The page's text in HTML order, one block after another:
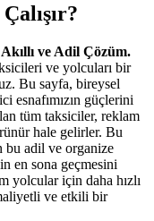
ve Adil Çözüm.
ve yolcuları bir
Bu sayfa, bireysel
esnafımızın güçlerini
tüm taksiciler, reklam
hale gelirler. Bu
bu adil ve organize
en sona geçmesini
yolcular için daha hızlı
ve etkili bir